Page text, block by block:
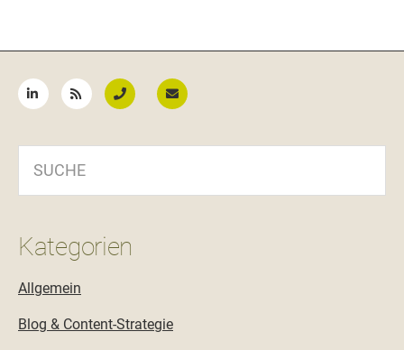
Kategorien
Allgemein
Blog & Content-Strategie